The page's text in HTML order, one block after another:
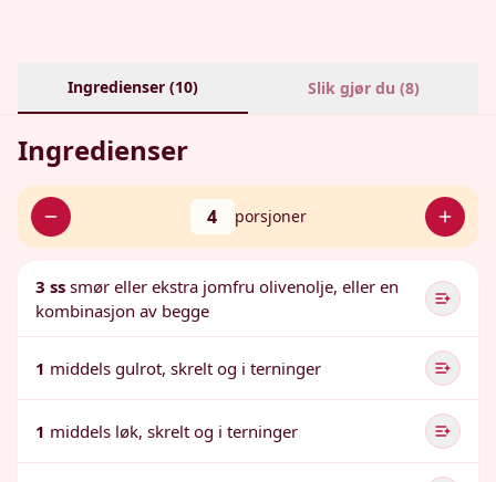
Ingredienser (10) Slik gjør du (8)
Ingredienser
4 porsjoner
3 ss smør eller ekstra jomfru olivenolje, eller en
kombinasjon av begge
1 middels gulrot, skrelt og i terninger
1 middels løk, skrelt og i terninger